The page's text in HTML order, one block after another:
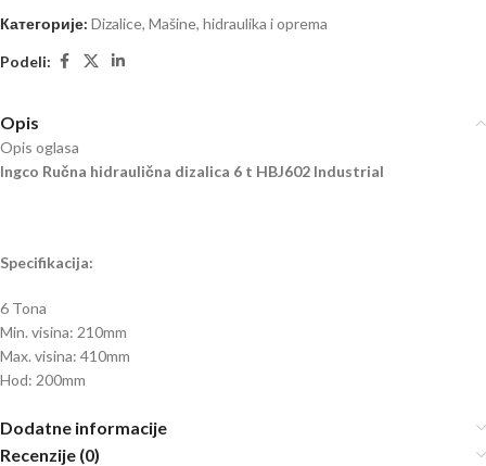
Категорије: Dizalice, Mašine, hidraulika i oprema
Podeli:
Opis
Opis oglasa
Ingco Ručna hidraulična dizalica 6 t HBJ602 Industrial
Specifikacija:
6 Tona
Min. visina: 210mm
Max. visina: 410mm
Hod: 200mm
Dodatne informacije
Recenzije (0)